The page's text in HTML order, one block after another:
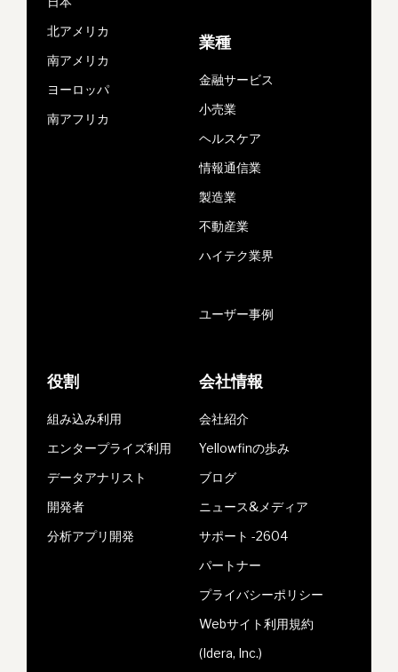
北アメリカ
南アメリカ
ヨーロッパ
南アフリカ
業種
金融サービス
小売業
ヘルスケア
情報通信業
製造業
不動産業
ハイテク業界
ユーザー事例
役割
組み込み利用
エンタープライズ利用
データアナリスト
開発者
分析アプリ開発
会社情報
会社紹介
Yellowfinの歩み
ブログ
ニュース&メディア
サポート -2604
パートナー
プライバシーポリシー
Webサイト利用規約
(Idera, Inc.)